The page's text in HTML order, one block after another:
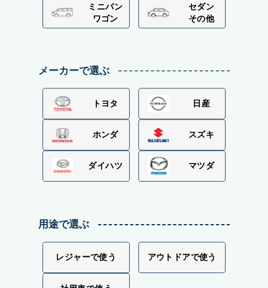
ミニバン
ワゴン
セダン
その他
メーカーで選ぶ
トヨタ 日産
ホンダ スズキ
ダイハツ マツダ
用途で選ぶ
レジャーで使う アウトドアで使う